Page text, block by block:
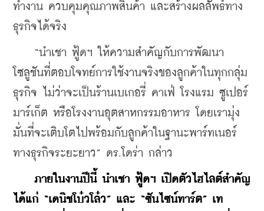
ทำงาน ควบคุมคุณภาพสินค้า และสร้างผลลัพธ์ทาง
ธุรกิจได้จริง
“นําเชา ฟู้ดฯ ให้ความสำคัญกับการพัฒนา
โซลูชันที่ตอบโจทย์การใช้งานจริงของลูกค้าในทุกกลุ่ม
ธุรกิจ ไม่ว่าจะเป็นร้านเบเกอรี่ คาเฟ่ โรงแรม ซูเปอร์
มาร์เก็ต หรือโรงงานอุตสาหกรรมอาหาร โดยเรามุ่ง
มั่นที่จะเติบโตไปพร้อมกับลูกค้าในฐานะพาร์ทเนอร์
ทางธุรกิจระยะยาว” ดร.โดร่า กล่าว
ภายในงานปีนี้ นําเชา ฟู้ดฯ เปิดตัวไฮไลต์สำคัญ
ได้แก่ “เดนิชโบ๋วโล๋ว” และ “ซันไซน์ทาร์ต” เท